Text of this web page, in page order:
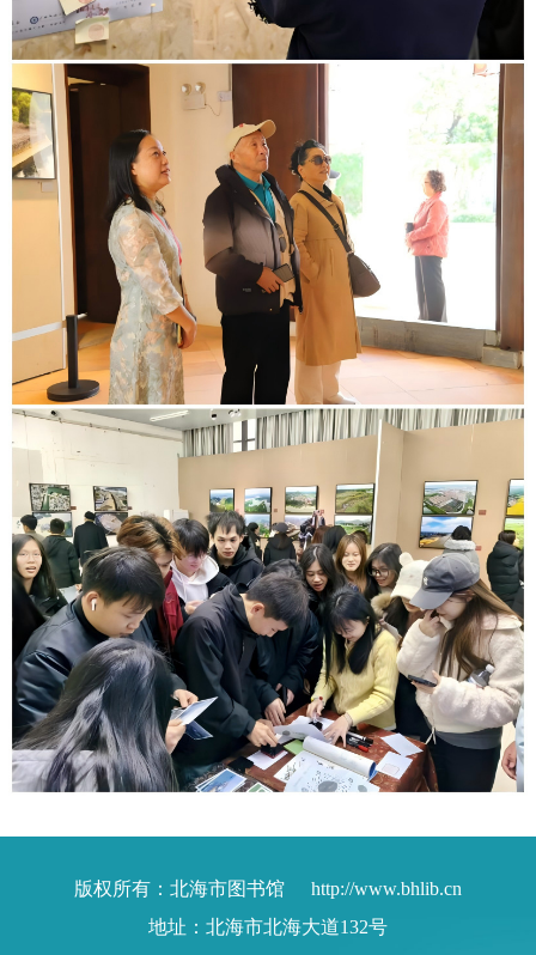
版权所有：北海市图书馆
http://www.bhlib.cn
地址：北海市北海大道132号